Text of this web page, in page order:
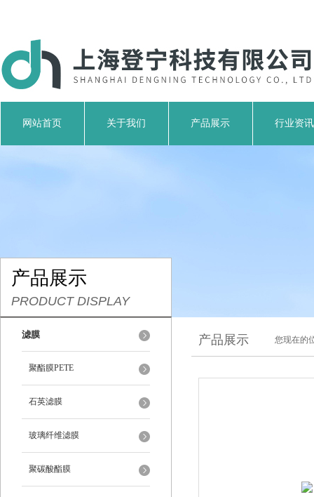
网站首页 关于我们 产品展示 行业资讯
产品展示
PRODUCT DISPLAY
滤膜
聚酯膜PETE
石英滤膜
玻璃纤维滤膜
聚碳酸酯膜
产品展示 您现在的